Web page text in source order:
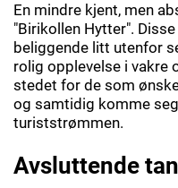
En mindre kjent, men
"Birikollen Hytter".
beliggende litt utenfor
rolig opplevelse i vakre
stedet for de som
og samtidig komme
turiststrømmen.
Avsluttende